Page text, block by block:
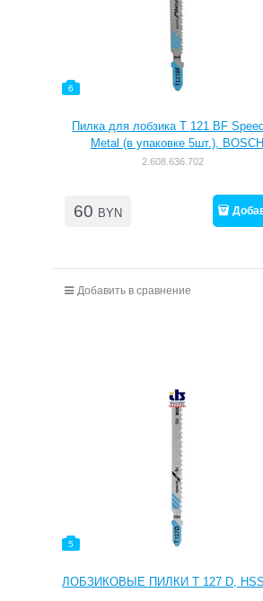
6
Пилка для лобзика T 121 BF
Metal (в упаковке 5шт.), BOSCH
2.608.636.702
60 BYN
Добавить в сравнение
5
ЛОБЗИКОВЫЕ ПИЛКИ T 127 D,